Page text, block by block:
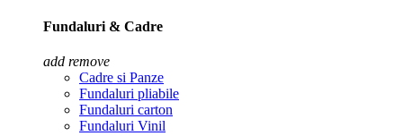
Fundaluri & Cadre
add remove
Cadre si Panze
Fundaluri pliabile
Fundaluri carton
Fundaluri Vinil